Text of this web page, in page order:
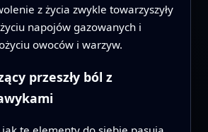
z życia zwykle towarzyszyły
napojów gazowanych i
owoców i warzyw.
przeszły ból z